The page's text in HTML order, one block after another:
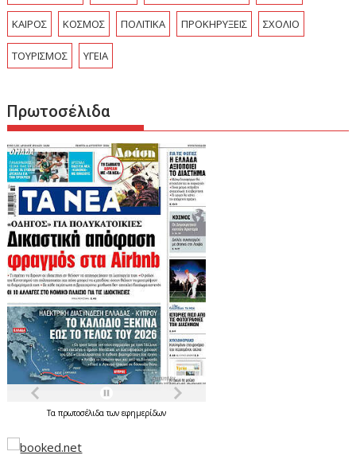
ΚΑΙΡΟΣ ΚΟΣΜΟΣ ΠΟΛΙΤΙΚΑ ΠΡΟΚΗΡΥΞΕΙΣ ΣΧΟΛΙΟ
ΤΟΥΡΙΣΜΟΣ ΥΓΕΙΑ
Πρωτοσέλιδα
Ταπρωτοσέλιδατωνεφημερίδων